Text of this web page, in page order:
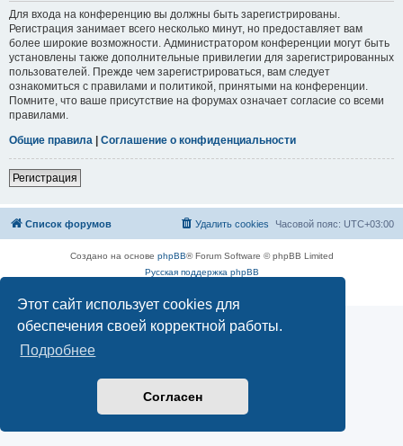
Этот сайт использует cookies для
обеспечения своей корректной работы.
Подробнее
Согласен
Для входа на конференцию вы должны быть зарегистрированы.
Регистрация занимает всего несколько минут, но предоставляет вам
более широкие возможности. Администратором конференции могут быть
установлены также дополнительные привилегии для зарегистрированных
пользователей. Прежде чем зарегистрироваться, вам следует
ознакомиться с правилами и политикой, принятыми на конференции.
Помните, что ваше присутствие на форумах означает согласие со всеми
правилами.
Общие правила | Соглашение о конфиденциальности
Регистрация
Список форумов Часовой пояс: UTC+03:00
Удалить cookies
Создано на основе phpBB® Forum Software © phpBB Limited
Русская поддержка phpBB